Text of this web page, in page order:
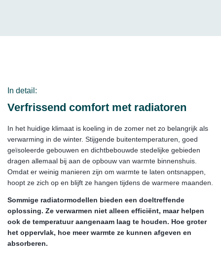
In detail:
Verfrissend comfort met radiatoren
In het huidige klimaat is koeling in de zomer net zo belangrijk als
verwarming in de winter. Stijgende buitentemperaturen, goed
geïsoleerde gebouwen en dichtbebouwde stedelijke gebieden
dragen allemaal bij aan de opbouw van warmte binnenshuis.
Omdat er weinig manieren zijn om warmte te laten ontsnappen,
hoopt ze zich op en blijft ze hangen tijdens de warmere maanden.
Sommige radiatormodellen bieden een doeltreffende
oplossing. Ze verwarmen niet alleen efficiënt, maar helpen
ook de temperatuur aangenaam laag te houden. Hoe groter
het oppervlak, hoe meer warmte ze kunnen afgeven en
absorberen.